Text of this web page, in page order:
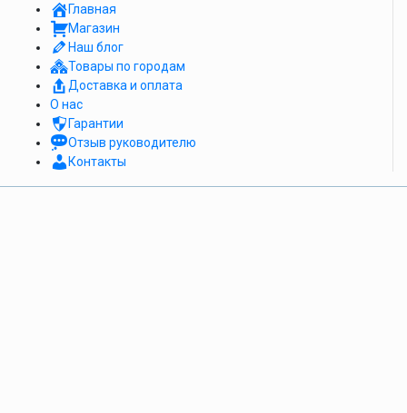
Главная
Магазин
Наш блог
Товары по городам
Доставка и оплата
О нас
Гарантии
Отзыв руководителю
Контакты